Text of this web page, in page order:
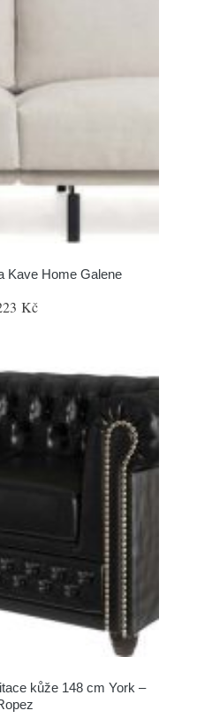
Kave Home Galene
Kč
kůže 148 cm York –